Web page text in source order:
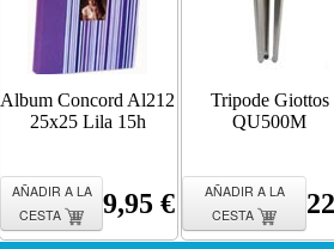
Album Concord Al212
25x25 Lila 15h
AÑADIR A LA
CESTA
9,95 €
Tripode Giottos
QU500M
AÑADIR A LA
CESTA